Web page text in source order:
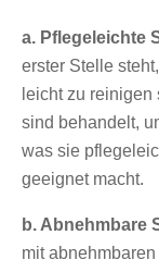
a. Pflegeleichte
erster Stelle
leicht zu
sind behandelt,
was sie
geeignet macht.
b. Abnehmbare
mit